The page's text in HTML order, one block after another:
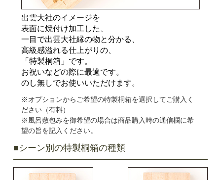
出雲大社のイメージを
表面に焼付け加工した、
一目で出雲大社縁の物と分かる、
高級感溢れる仕上がりの、
「特製桐箱」です。
お祝いなどの際に最適です。
のし無しでお使いいただけます。
※オプションからご希望の特製桐箱を選択してご購入く
ださい（有料）
※風呂敷包みを御希望の場合は商品購入時の通信欄に希
望の旨を記入ください。
■シーン別の特製桐箱の種類